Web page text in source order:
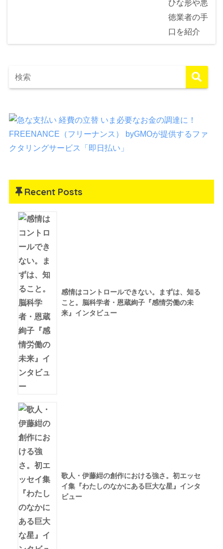
Recent Posts
感情はコントロールできない。まずは、知る
こと。脳科学者・恩蔵絢子『感情労働の未
来』インタビュー
歌人・伊藤紺の創作における強さ。初エッセ
イ集『わたしのなかにある巨大な星』インタ
ビュー